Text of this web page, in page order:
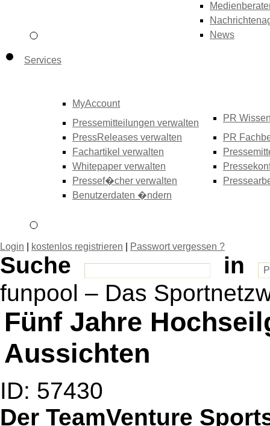
News
Services
MyAccount
Pressemitteilungen verwalten
PressReleases verwalten
Fachartikel verwalten
Whitepaper verwalten
Pressef�cher verwalten
Benutzerdaten �ndern
PR
PR
Login kostenlos registrieren Passwort vergessen ?
Suche
in
funpool – Das
Fünf Jahre
Aussichten
ID: 57430
Der TeamVenture